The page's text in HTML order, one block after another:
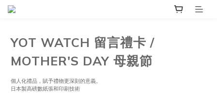
YOT WATCH 留言禮卡 /
MOTHER'S DAY 母親節
個人化禮品，賦予禮物更深刻的意義。
日本製高磅數紙張和印刷技術